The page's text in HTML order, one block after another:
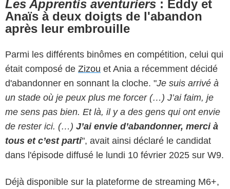
Les Apprentis aventuriers : Eddy et
Anaïs à deux doigts de l'abandon
après leur embrouille
Parmi les différents binômes en compétition, celui qui
était composé de Zizou et Ania a récemment décidé
d'abandonner en sonnant la cloche. "Je suis arrivé à
un stade où je peux plus me forcer (…) J’ai faim, je
me sens pas bien. Et là, il y a des gens qui ont envie
de rester ici. (…) J’ai envie d’abandonner, merci à
tous et c’est parti", avait ainsi déclaré le candidat
dans l'épisode diffusé le lundi 10 février 2025 sur W9.
Déjà disponible sur la plateforme de streaming M6+,